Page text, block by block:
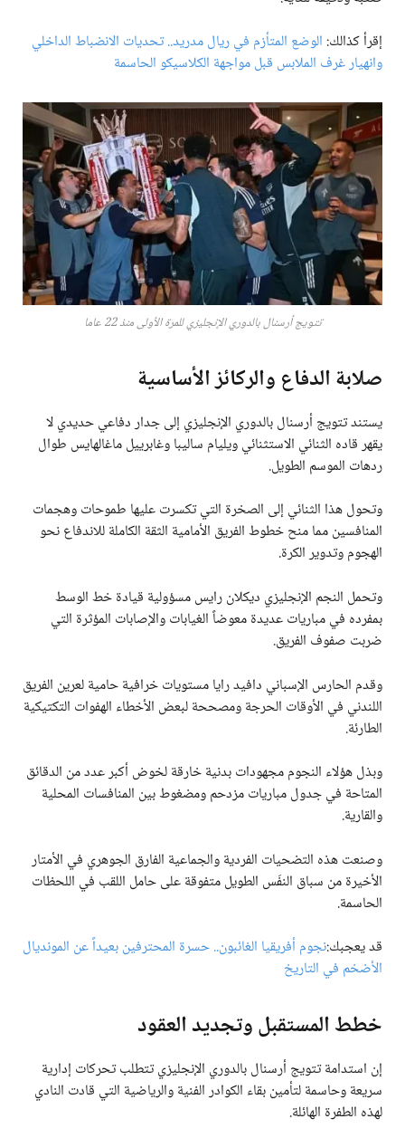
إقرأ كذالك: الوضع المتأزم في ريال مدريد.. تحديات الانضباط الداخلي
وانهيار غرف الملابس قبل مواجهة الكلاسيكو الحاسمة
تتويج أرسنال بالدوري الإنجليزي للمرة الأولى منذ 22 عاما
صلابة الدفاع والركائز الأساسية
يستند تتويج أرسنال بالدوري الإنجليزي إلى جدار دفاعي حديدي لا
يقهر قاده الثنائي الاستثنائي ويليام ساليبا وغابرييل ماغالهايس طوال
ردهات الموسم الطويل.
وتحول هذا الثنائي إلى الصخرة التي تكسرت عليها طموحات وهجمات
المنافسين مما منح خطوط الفريق الأمامية الثقة الكاملة للاندفاع نحو
الهجوم وتدوير الكرة.
وتحمل النجم الإنجليزي ديكلان رايس مسؤولية قيادة خط الوسط
بمفرده في مباريات عديدة معوضاً الغيابات والإصابات المؤثرة التي
ضربت صفوف الفريق.
وقدم الحارس الإسباني دافيد رايا مستويات خرافية حامية لعرين الفريق
اللندني في الأوقات الحرجة ومصححة لبعض الأخطاء الهفوات التكتيكية
الطارئة.
وبذل هؤلاء النجوم مجهودات بدنية خارقة لخوض أكبر عدد من الدقائق
المتاحة في جدول مباريات مزدحم ومضغوط بين المنافسات المحلية
والقارية.
وصنعت هذه التضحيات الفردية والجماعية الفارق الجوهري في الأمتار
الأخيرة من سباق النفَس الطويل متفوقة على حامل اللقب في اللحظات
الحاسمة.
قد يعجبك:نجوم أفريقيا الغائبون.. حسرة المحترفين بعيداً عن المونديال
الأضخم في التاريخ
خطط المستقبل وتجديد العقود
إن استدامة تتويج أرسنال بالدوري الإنجليزي تتطلب تحركات إدارية
سريعة وحاسمة لتأمين بقاء الكوادر الفنية والرياضية التي قادت النادي
لهذه الطفرة الهائلة.